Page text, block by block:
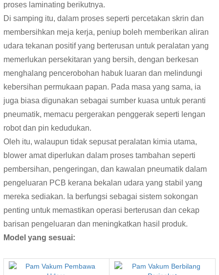
proses laminating berikutnya.
Di samping itu, dalam proses seperti percetakan skrin dan
membersihkan meja kerja, peniup boleh memberikan aliran
udara tekanan positif yang berterusan untuk peralatan yang
memerlukan persekitaran yang bersih, dengan berkesan
menghalang pencerobohan habuk luaran dan melindungi
kebersihan permukaan papan. Pada masa yang sama, ia
juga biasa digunakan sebagai sumber kuasa untuk peranti
pneumatik, memacu pergerakan penggerak seperti lengan
robot dan pin kedudukan.
Oleh itu, walaupun tidak sepusat peralatan kimia utama,
blower amat diperlukan dalam proses tambahan seperti
pembersihan, pengeringan, dan kawalan pneumatik dalam
pengeluaran PCB kerana bekalan udara yang stabil yang
mereka sediakan. Ia berfungsi sebagai sistem sokongan
penting untuk memastikan operasi berterusan dan cekap
barisan pengeluaran dan meningkatkan hasil produk.
Model yang sesuai: